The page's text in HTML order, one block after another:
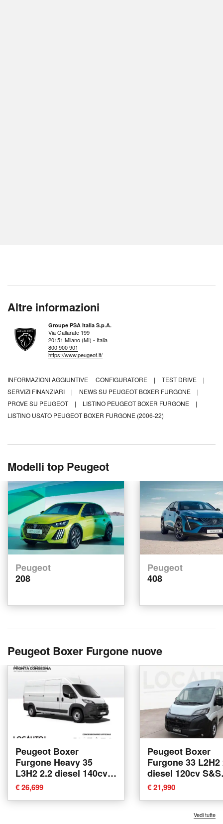
Altre informazioni
Groupe PSA Italia S.p.A.
Via Gallarate 199
20151 Milano (MI) - Italia
800 900 901
https://www.peugeot.it/
INFORMAZIONI AGGIUNTIVE CONFIGURATORE | TEST DRIVE
|
SERVIZI FINANZIARI
| NEWS SU PEUGEOT BOXER FURGONE
|
PROVE SU PEUGEOT
| LISTINO PEUGEOT BOXER FURGONE
|
LISTINO USATO PEUGEOT BOXER FURGONE (2006-22)
Modelli top Peugeot
Peugeot
208
Peugeot
408
Peugeot Boxer Furgone nuove
Peugeot Boxer
Furgone Heavy 35
L3H2 2.2 diesel 140cv
S&S at8 nuova a Torino
€ 26,699
Peugeot Boxer
Furgone 33 L2H2
diesel 120cv S&S
nuova a Torino
€ 21,990
Vedi tutte